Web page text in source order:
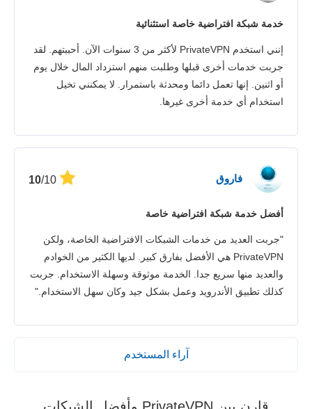
خدمة شبكة افتراضية خاصة استثنائية
إنني استخدم PrivateVPN لأكثر من 3 سنوات الآن. أحببتهم. لقد
جربت خدمات أخرى قبلها وطلبت منهم استرداد المال خلال يوم
أو اثنين. إنها تعمل دائما ومحدثة باستمرار. لا يمكنني تخيل
استخدام أي خدمة أخرى غيرها.
فاروق /10
أفضل خدمة شبكة افتراضية خاصة
"جربت العديد من خدمات الشبكات الافتراضية الخاصة، ولكن
PrivateVPN هي الأفضل بفارق كبير. لديها الكثير من الخوادم
والعديد منها سريع جدا. الخدمة موثوقة وسهلة الاستخدام. جربت
كذلك تطبيق الأندرويد وعمل بشكل جيد وكان سهل الاستخدام."
آراء المستخدم